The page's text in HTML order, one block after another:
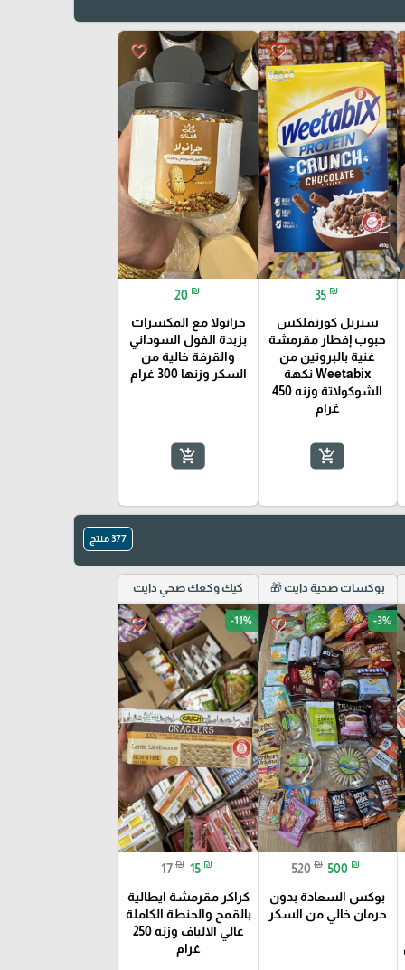
favorite_border
35 ₪
سيريل كورنفلكس
حبوب إفطار مقرمشة
غنية بالبروتين من
Weetabix نكهة
الشوكولاتة وزنه 450
غرام
add_shopping_cart
favorite_border
20 ₪
جرانولا مع المكسرات
بزبدة الفول السوداني
والقرفة خالية من
السكر وزنها 300 غرام
add_shopping_cart
377 منتج
بوكسات صحية دايت 🎁
favorite_border -3%
520 ₪ 500 ₪
بوكس السعادة بدون
حرمان خالي من السكر
كيك وكعك صحي دايت
favorite_border -11%
17 ₪ 15 ₪
كراكر مقرمشة ايطالية
بالقمح والحنطة الكاملة
عالي الالياف وزنه 250
غرام